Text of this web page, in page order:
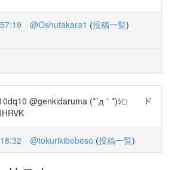
@Oshutakara1 (投稿一覧)
@genkidaruma (*´д｀*)ｼ□ ド
@tokurikibebeso (投稿一覧)